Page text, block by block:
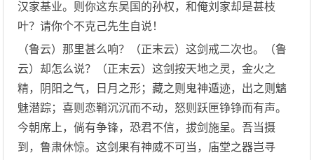
汉家基业。则你这东吴国的孙权，和俺刘家却是甚枝
叶？请你个不克己先生自说！
（鲁云）那里甚么响？（正末云）这剑戒二次也。（鲁
云）却怎么说？（正末云）这剑按天地之灵，金火之
精，阴阳之气，日月之形；藏之则鬼神遁迹，出之则魑
魅潜踪；喜则恋鞘沉沉而不动，怒则跃匣铮铮而有声。
今朝席上，倘有争锋，恐君不信，拔剑施呈。吾当摄
到，鲁肃休惊。这剑果有神威不可当，庙堂之器岂寻